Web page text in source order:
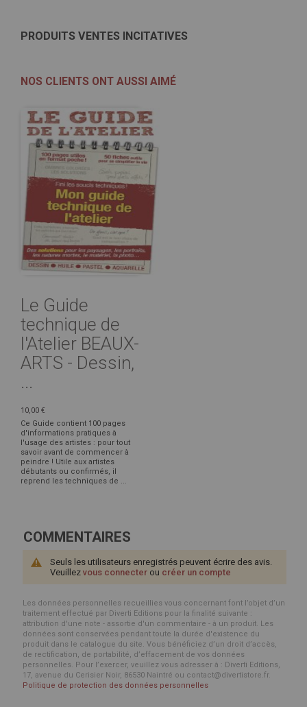
PRODUITS VENTES INCITATIVES
NOS CLIENTS ONT AUSSI AIMÉ
Le Guide
technique de
l'Atelier BEAUX-
ARTS - Dessin,
...
10,00 €
Ce Guide contient 100 pages
d'informations pratiques à
l'usage des artistes : pour tout
savoir avant de commencer à
peindre ! Utile aux artistes
débutants ou confirmés, il
reprend les techniques de ...
COMMENTAIRES
Seuls les utilisateurs enregistrés peuvent écrire des avis.
Veuillez vous connecter ou créer un compte
Les données personnelles recueillies vous concernant font l’objet d’un
traitement effectué par Diverti Editions pour la finalité suivante :
attribution d'une note - assortie d'un commentaire - à un produit. Les
données sont conservées pendant toute la durée d'existence du
produit dans le catalogue du site. Vous bénéficiez d’un droit d’accès,
de rectification, de portabilité, d’effacement de vos données
personnelles. Pour l’exercer, veuillez vous adresser à : Diverti Editions,
17, avenue du Cerisier Noir, 86530 Naintré ou contact@divertistore.fr.
Politique de protection des données personnelles